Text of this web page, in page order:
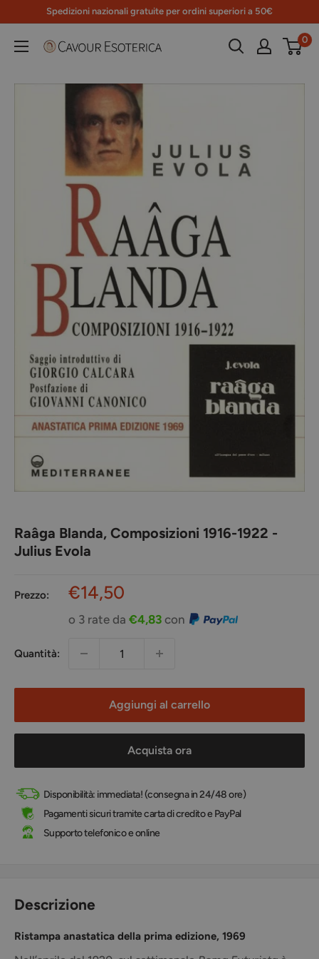
contenuto
Spedizioni nazionali gratuite per ordini superiori a 50€
Libreria
Esoterica
0
Raâga Blanda, Composizioni 1916-1922 -
Julius Evola
Prezzo:
Prezzo
scontato
€14,50
o 3 rate da €4,83 con
Quantità:
Aggiungi al carrello
Acquista ora
Disponibilità: immediata! (consegna in 24/48 ore)
Pagamenti sicuri tramite carta di credito e PayPal
Supporto telefonico e online
Descrizione
Ristampa anastatica della prima edizione, 1969